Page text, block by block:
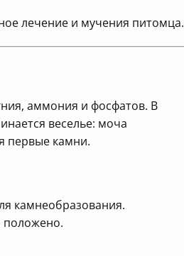
лечение и мучения питомца.
аммония и фосфатов. В
веселье: моча
первые камни.
камнеобразования.
положено.